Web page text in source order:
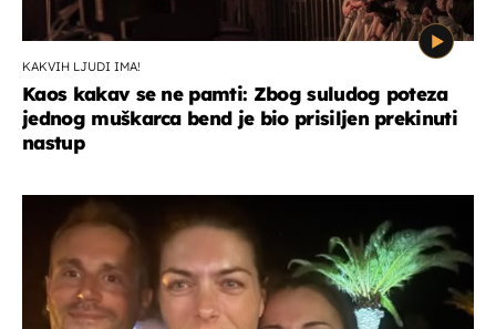
KAKVIH LJUDI IMA!
Kaos kakav se ne pamti: Zbog suludog poteza
jednog muškarca bend je bio prisiljen prekinuti
nastup